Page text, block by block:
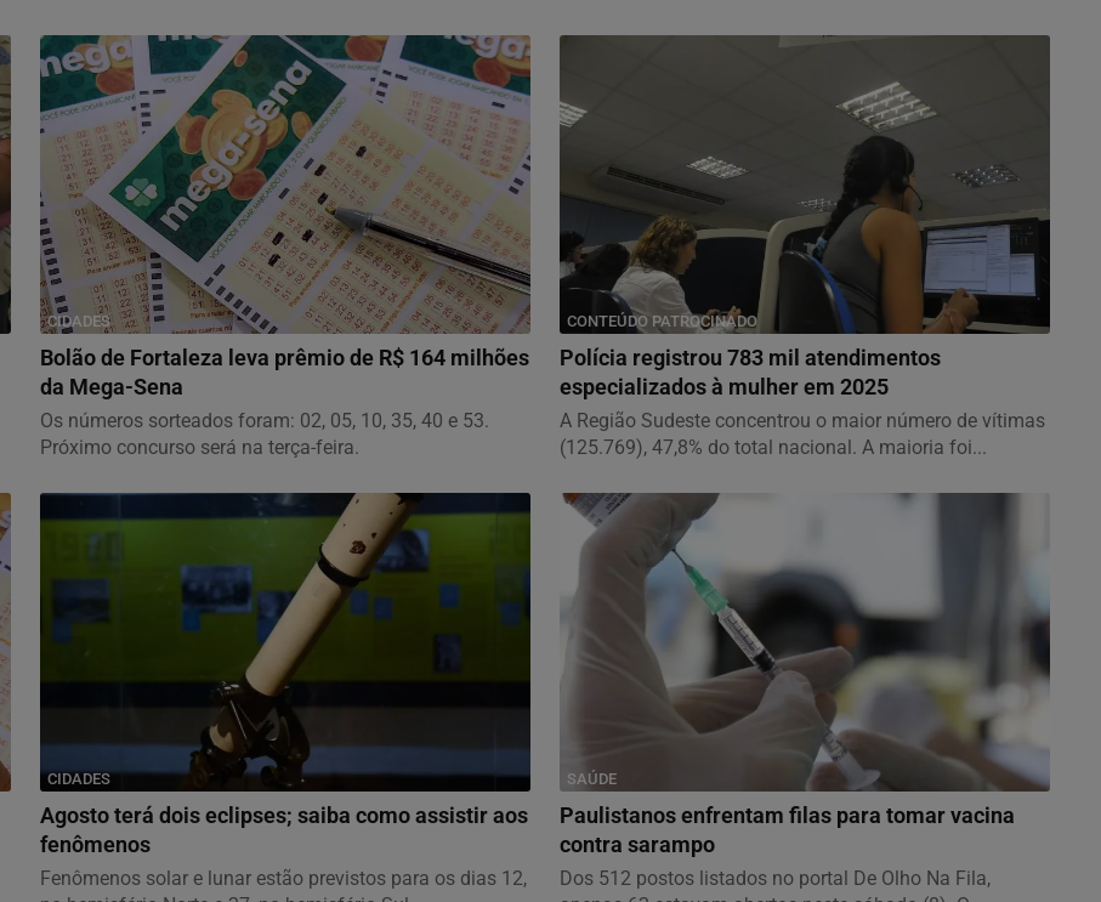
CIDADES
Bolão de Fortaleza leva prêmio de R$ 164 milhões
da Mega-Sena
Os números sorteados foram: 02, 05, 10, 35, 40 e 53.
Próximo concurso será na terça-feira.
CONTEÚDO PATROCINADO
Polícia registrou 783 mil atendimentos
especializados à mulher em 2025
A Região Sudeste concentrou o maior número de vítimas
(125.769), 47,8% do total nacional. A maioria foi...
CIDADES
Agosto terá dois eclipses; saiba como assistir aos
fenômenos
Fenômenos solar e lunar estão previstos para os dias 12,
SAÚDE
Paulistanos enfrentam filas para tomar vacina
contra sarampo
Dos 512 postos listados no portal De Olho Na Fila,